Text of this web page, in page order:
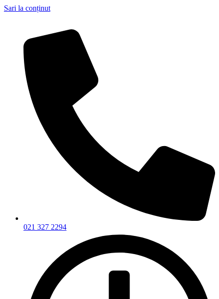
Sari la conținut
021 327 2294